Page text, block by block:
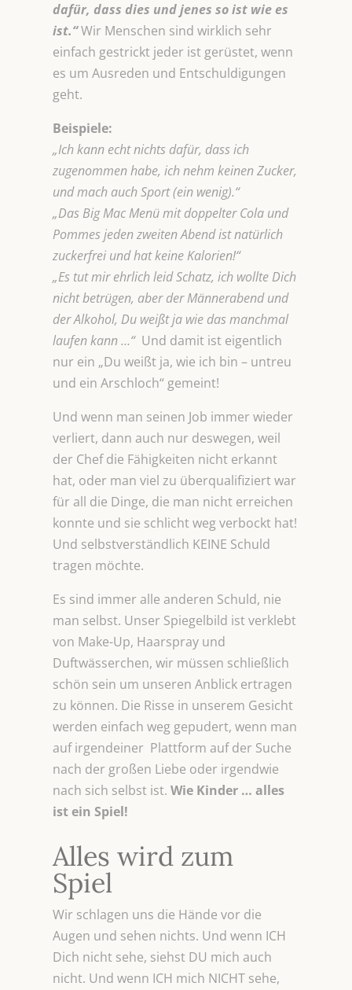
dafür, dass dies und jenes so ist wie es
ist.“Wir Menschen sind wirklich sehr
einfach gestrickt jeder ist gerüstet, wenn
es um Ausreden und Entschuldigungen
geht.
Beispiele:
„Ich kann echt nichts dafür, dass ich
zugenommen habe, ich nehm keinen Zucker,
und mach auch Sport (ein wenig).“
„Das Big Mac Menü mit doppelter Cola und
Pommes jeden zweiten Abend ist natürlich
zuckerfrei und hat keine Kalorien!“
„Es tut mir ehrlich leid Schatz, ich wollte Dich
nicht betrügen, aber der Männerabend und
der Alkohol, Du weißt ja wie das manchmal
laufen kann …“Und damit ist eigentlich
nur ein „Du weißt ja, wie ich bin – untreu
und ein Arschloch“ gemeint!
Und wenn man seinen Job immer wieder
verliert, dann auch nur deswegen, weil
der Chef die Fähigkeiten nicht erkannt
hat, oder man viel zu überqualifiziert war
für all die Dinge, die man nicht erreichen
konnte und sie schlicht weg verbockt hat!
Und selbstverständlich KEINE Schuld
tragen möchte.
Es sind immer alle anderen Schuld, nie
man selbst. Unser Spiegelbild ist verklebt
von Make-Up, Haarspray und
Duftwässerchen, wir müssen schließlich
schön sein um unseren Anblick ertragen
zu können. Die Risse in unserem Gesicht
werden einfach weg gepudert, wenn man
auf irgendeiner Plattform auf der Suche
nach der großen Liebe oder irgendwie
nach sich selbst ist. Wie Kinder … alles
ist ein Spiel!
Alles wird zum
Spiel
Wir schlagen uns die Hände vor die
Augen und sehen nichts. Und wenn ICH
Dich nicht sehe, siehst DU mich auch
nicht. Und wenn ICH mich NICHT sehe,